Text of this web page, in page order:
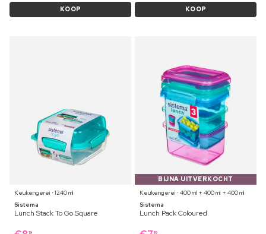
KOOP KOOP
Keukengerei ⋅ 1240 ml
Sistema
Lunch Stack To Go Square
19
BIJNA UITVERKOCHT
Keukengerei ⋅ 400 ml + 400 ml + 400 ml
Sistema
Lunch Pack Coloured
19